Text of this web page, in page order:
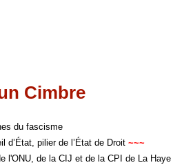
Cimbre
du fascisme
pilier de l’État de Droit~~~
l'ONU, de la CIJ et de la CPI de La Haye